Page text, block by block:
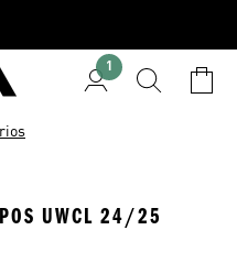
1
UWCL 24/25